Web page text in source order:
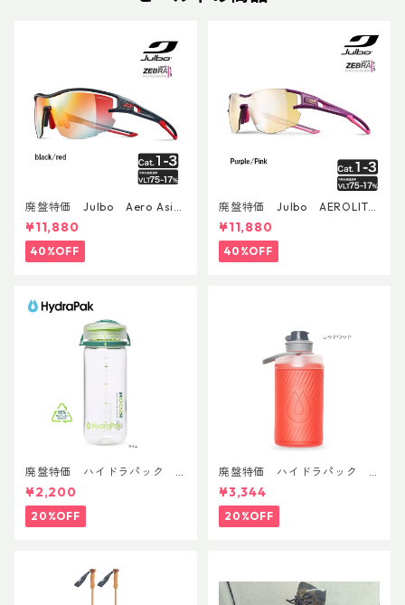
廃盤特価 Julbo Aero Asia
nFit
¥11,880
40%OFF
廃盤特価 Julbo AEROLITE
AsianFit
¥11,880
40%OFF
廃盤特価 ハイドラパック
リーコン ツイスト＆シップ 50
0ml
¥2,200
20%OFF
廃盤特価 ハイドラパック
フラックス 750ml
¥3,344
20%OFF